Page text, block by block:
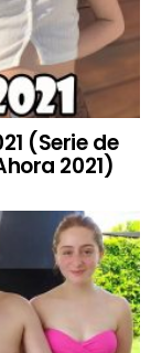
(Serie de
2021)